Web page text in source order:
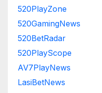
520PlayZone
520GamingNews
520BetRadar
520PlayScope
AV7PlayNews
LasiBetNews